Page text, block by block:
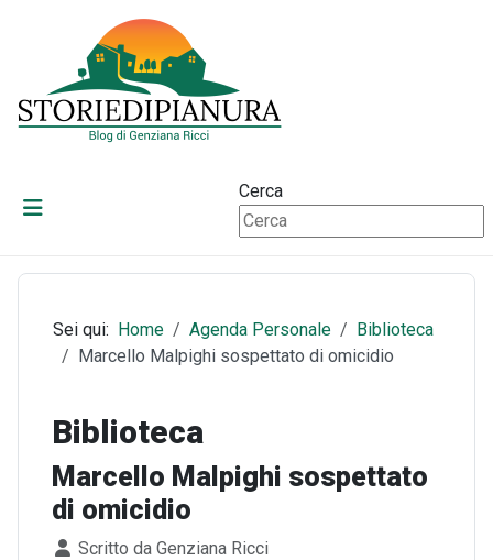
Cerca
Sei qui: Home Agenda Personale
Biblioteca
Marcello Malpighi sospettato di omicidio
Biblioteca
Marcello Malpighi sospettato
di omicidio
Dettagli
Scritto da Genziana Ricci